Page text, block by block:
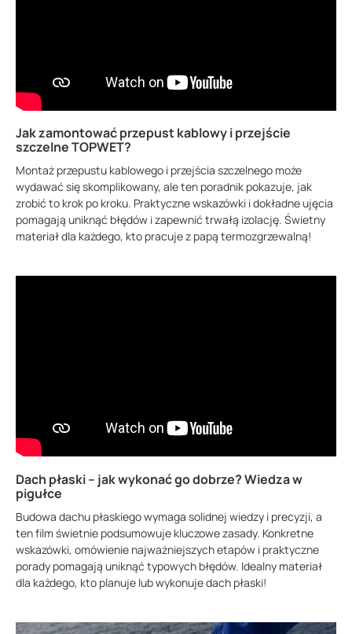
Jak zamontować przepust kablowy i przejście
szczelne TOPWET?
Montaż przepustu kablowego i przejścia szczelnego może
wydawać się skomplikowany, ale ten poradnik pokazuje, jak
zrobić to krok po kroku. Praktyczne wskazówki i dokładne ujęcia
pomagają uniknąć błędów i zapewnić trwałą izolację. Świetny
materiał dla każdego, kto pracuje z papą termozgrzewalną!
Dach płaski – jak wykonać go dobrze? Wiedza w
pigułce
Budowa dachu płaskiego wymaga solidnej wiedzy i precyzji, a
ten film świetnie podsumowuje kluczowe zasady. Konkretne
wskazówki, omówienie najważniejszych etapów i praktyczne
porady pomagają uniknąć typowych błędów. Idealny materiał
dla każdego, kto planuje lub wykonuje dach płaski!